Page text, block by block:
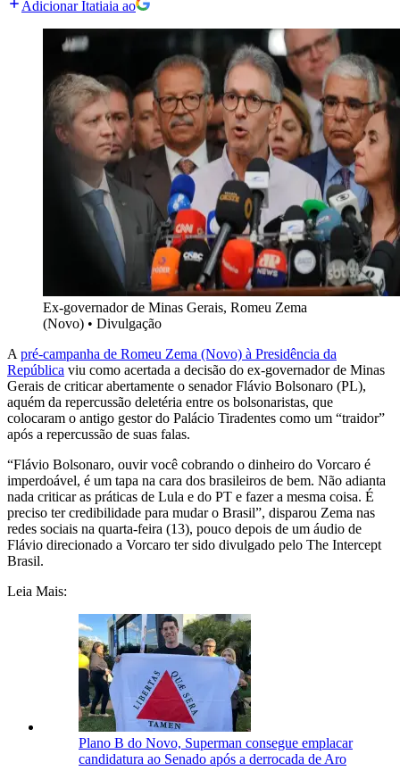
Adicionar Itatiaia ao
Ex-governador de Minas Gerais, Romeu Zema
(Novo) • Divulgação
A pré-campanha de Romeu Zema (Novo) à Presidência da
República viu como acertada a decisão do ex-governador de Minas
Gerais de criticar abertamente o senador Flávio Bolsonaro (PL),
aquém da repercussão deletéria entre os bolsonaristas, que
colocaram o antigo gestor do Palácio Tiradentes como um “traidor”
após a repercussão de suas falas.
“Flávio Bolsonaro, ouvir você cobrando o dinheiro do Vorcaro é
imperdoável, é um tapa na cara dos brasileiros de bem. Não adianta
nada criticar as práticas de Lula e do PT e fazer a mesma coisa. É
preciso ter credibilidade para mudar o Brasil”, disparou Zema nas
redes sociais na quarta-feira (13), pouco depois de um áudio de
Flávio direcionado a Vorcaro ter sido divulgado pelo The Intercept
Brasil.
Leia Mais:
Plano B do Novo, Superman consegue emplacar
candidatura ao Senado após a derrocada de Aro